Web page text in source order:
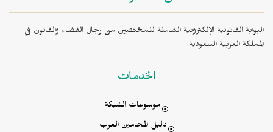
البوابة القانونية الإلكترونية الشاملة للمختصين من رجال القضاء والقانون في
المملكة العربية السعودية
الخدمات
موسوعات الشبكة
دليل المحامين العرب